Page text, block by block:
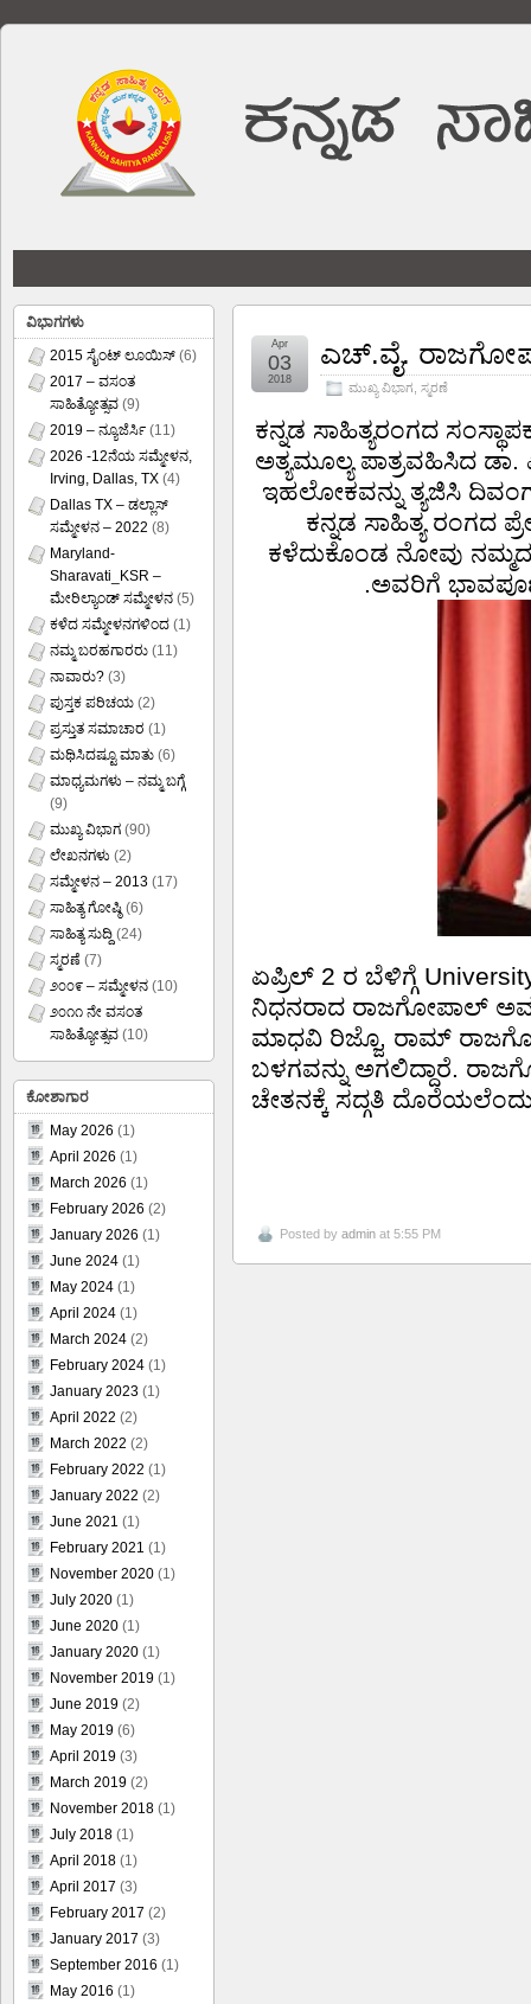
ಎಚ್.ವೈ.
ಮುಖ್ಯ ವಿಭಾಗ ಸ್ಮರಣೆ
Apr
03
2018
ಕನ್ನಡ ಸಾಹಿತ್ಯರಂಗದ
ಅತ್ಯಮೂಲ್ಯ ಪಾತ್ರವಹಿಸಿದ
ಇಹಲೋಕವನ್ನು ತ್ಯಜಿಸಿ
ಕನ್ನಡ ಸಾಹಿತ್ಯ ರಂಗದ
ಕಳೆದುಕೊಂಡ ನೋವು
.ಅವರಿಗೆ
ಏಪ್ರಿಲ್ 2 ರ ಬೆಳಿಗ್ಗೆ
ನಿಧನರಾದ ರಾಜಗೋಪಾಲ್
ಮಾಧವಿ ರಿಜ್ಜೊ, ರಾಮ್
ಬಳಗವನ್ನು ಅಗಲಿದ್ದಾರೆ.
ಚೇತನಕ್ಕೆ ಸದ್ಗತಿ ದೊರೆಯಲೆಂದು
Posted by admin at 5:55 PM
ವಿಭಾಗಗಳು
2015 ಸೈಂಟ್ ಲೂಯಿಸ್ (6)
2017 – ವಸಂತ
ಸಾಹಿತ್ಯೋತ್ಸವ (9)
2019 – ನ್ಯೂಜೆರ್ಸಿ (11)
2026 -12ನೆಯ ಸಮ್ಮೇಳನ,
Irving, Dallas, TX (4)
Dallas TX – ಡಲ್ಲಾಸ್
ಸಮ್ಮೇಳನ – 2022 (8)
Maryland-
Sharavati_KSR –
ಮೇರಿಲ್ಯಾಂಡ್ ಸಮ್ಮೇಳನ (5)
ಕಳೆದ ಸಮ್ಮೇಳನಗಳಿಂದ (1)
ನಮ್ಮ ಬರಹಗಾರರು (11)
ನಾವಾರು? (3)
ಪುಸ್ತಕ ಪರಿಚಯ (2)
ಪ್ರಸ್ತುತ ಸಮಾಚಾರ (1)
ಮಥಿಸಿದಷ್ಟೂ ಮಾತು (6)
ಮಾಧ್ಯಮಗಳು – ನಮ್ಮ ಬಗ್ಗೆ
(9)
ಮುಖ್ಯ ವಿಭಾಗ (90)
ಲೇಖನಗಳು (2)
ಸಮ್ಮೇಳನ – 2013 (17)
ಸಾಹಿತ್ಯ ಗೋಷ್ಠಿ (6)
ಸಾಹಿತ್ಯ ಸುದ್ದಿ (24)
ಸ್ಮರಣೆ (7)
೨೦೦೯ – ಸಮ್ಮೇಳನ (10)
೨೦೧೧ ನೇ ವಸಂತ
ಸಾಹಿತ್ಯೋತ್ಸವ (10)
ಕೋಶಾಗಾರ
May 2026 (1)
April 2026 (1)
March 2026 (1)
February 2026 (2)
January 2026 (1)
June 2024 (1)
May 2024 (1)
April 2024 (1)
March 2024 (2)
February 2024 (1)
January 2023 (1)
April 2022 (2)
March 2022 (2)
February 2022 (1)
January 2022 (2)
June 2021 (1)
February 2021 (1)
November 2020 (1)
July 2020 (1)
June 2020 (1)
January 2020 (1)
November 2019 (1)
June 2019 (2)
May 2019 (6)
April 2019 (3)
March 2019 (2)
November 2018 (1)
July 2018 (1)
April 2018 (1)
April 2017 (3)
February 2017 (2)
January 2017 (3)
September 2016 (1)
May 2016 (1)